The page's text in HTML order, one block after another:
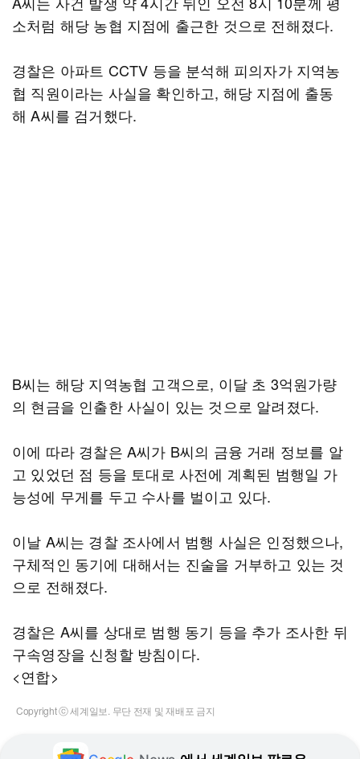
소처럼 해당 농협 지점에 출근한 것으로 전해졌다.
경찰은 아파트 CCTV 등을 분석해 피의자가 지역농
협 직원이라는 사실을 확인하고, 해당 지점에 출동
해 A씨를 검거했다.
B씨는 해당 지역농협 고객으로, 이달 초 3억원가량
의 현금을 인출한 사실이 있는 것으로 알려졌다.
이에 따라 경찰은 A씨가 B씨의 금융 거래 정보를 알
고 있었던 점 등을 토대로 사전에 계획된 범행일 가
능성에 무게를 두고 수사를 벌이고 있다.
이날 A씨는 경찰 조사에서 범행 사실은 인정했으나,
구체적인 동기에 대해서는 진술을 거부하고 있는 것
으로 전해졌다.
경찰은 A씨를 상대로 범행 동기 등을 추가 조사한 뒤
구속영장을 신청할 방침이다.
<연합>
Copyright ⓒ 세계일보. 무단 전재 및 재배포 금지